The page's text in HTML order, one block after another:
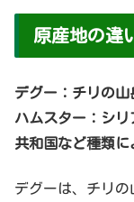
原産地の違
デグー：チリの山
ハムスター：シ
共和国など種類に
デグーは、チリ